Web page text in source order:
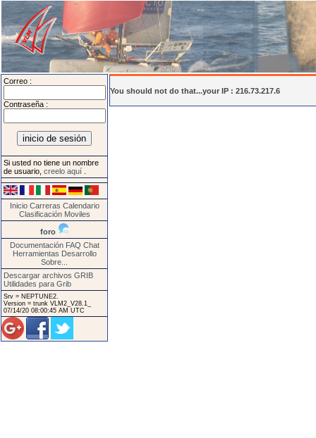
Correo :
Contraseña :
Si usted no tiene un nombre
de usuario, creelo aquí
Inicio Carreras Calendario
Clasificación Moviles
foro
Documentación FAQ Chat
Herramientas Desarrollo
Sobre...
Descargar archivos GRIB
Utilidades para Grib
Srv = NEPTUNE2.
Version = trunk VLM2_V28.1_
07/14/20 08:00:45 AM UTC
You should not do that...your IP : 216.73.217.6